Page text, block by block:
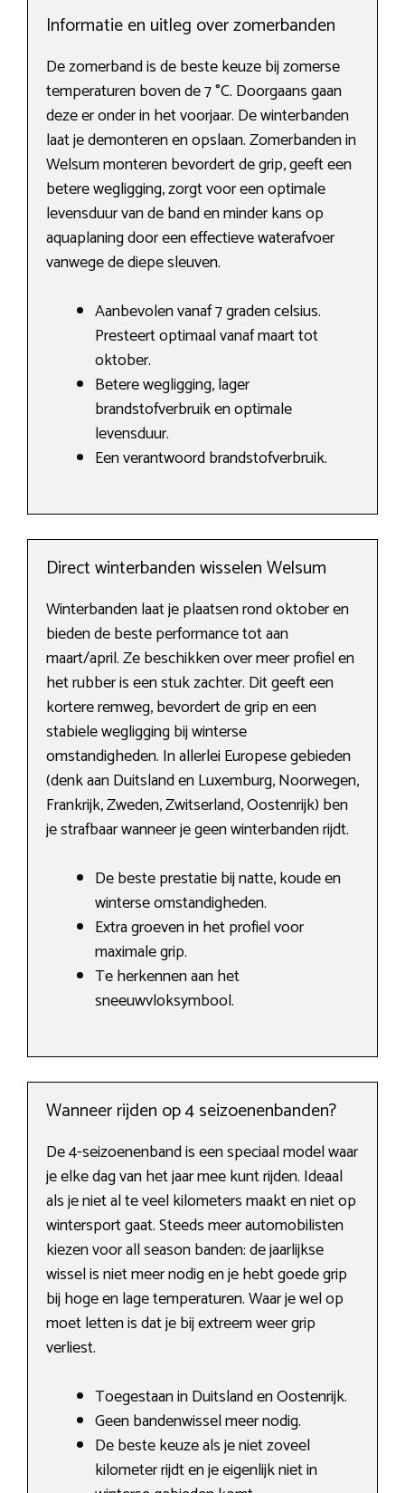
Informatie en uitleg over zomerbanden
De zomerband is de beste keuze bij zomerse
temperaturen boven de 7 °C. Doorgaans gaan
deze er onder in het voorjaar. De winterbanden
laat je demonteren en opslaan. Zomerbanden in
Welsum monteren bevordert de grip, geeft een
betere wegligging, zorgt voor een optimale
levensduur van de band en minder kans op
aquaplaning door een effectieve waterafvoer
vanwege de diepe sleuven.
Aanbevolen vanaf 7 graden celsius.
Presteert optimaal vanaf maart tot
oktober.
Betere wegligging, lager
brandstofverbruik en optimale
levensduur.
Een verantwoord brandstofverbruik.
Direct winterbanden wisselen Welsum
Winterbanden laat je plaatsen rond oktober en
bieden de beste performance tot aan
maart/april. Ze beschikken over meer profiel en
het rubber is een stuk zachter. Dit geeft een
kortere remweg, bevordert de grip en een
stabiele wegligging bij winterse
omstandigheden. In allerlei Europese gebieden
(denk aan Duitsland en Luxemburg, Noorwegen,
Frankrijk, Zweden, Zwitserland, Oostenrijk) ben
je strafbaar wanneer je geen winterbanden rijdt.
De beste prestatie bij natte, koude en
winterse omstandigheden.
Extra groeven in het profiel voor
maximale grip.
Te herkennen aan het
sneeuwvloksymbool.
Wanneer rijden op 4 seizoenenbanden?
De 4-seizoenenband is een speciaal model waar
je elke dag van het jaar mee kunt rijden. Ideaal
als je niet al te veel kilometers maakt en niet op
wintersport gaat. Steeds meer automobilisten
kiezen voor all season banden: de jaarlijkse
wissel is niet meer nodig en je hebt goede grip
bij hoge en lage temperaturen. Waar je wel op
moet letten is dat je bij extreem weer grip
verliest.
Toegestaan in Duitsland en Oostenrijk.
Geen bandenwissel meer nodig.
De beste keuze als je niet zoveel
kilometer rijdt en je eigenlijk niet in